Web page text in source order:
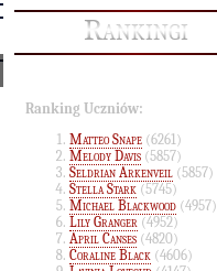
Rankingi
Ranking Uczniów:
Matteo Snape (6261)
Melody Davis (5857)
Seldrian Arkenveil (5857)
Stella Stark (5745)
Michael Blackwood (4957)
Lily Granger (4952)
April Canses (4820)
Coraline Black (4606)